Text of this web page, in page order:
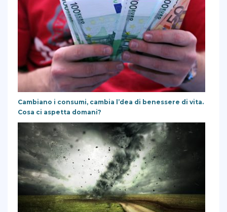
Cambiano i consumi, cambia l’dea di benessere di vita.
Cosa ci aspetta domani?